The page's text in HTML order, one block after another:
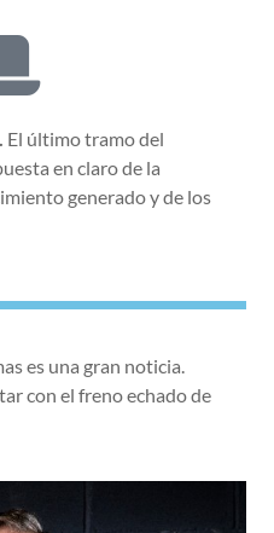
El último tramo del
en claro de la
generado y de los
es una gran noticia.
con el freno echado de